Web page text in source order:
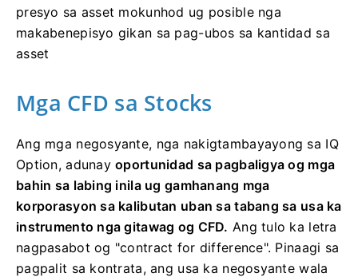
presyo sa asset mokunhod ug posible nga
makabenepisyo gikan sa pag-ubos sa kantidad sa
asset
Mga CFD sa Stocks
Ang mga negosyante, nga nakigtambayayong sa IQ
Option, adunayoportunidad sa pagbaligya og mga
bahin sa labing inila ug gamhanang mga
korporasyon sa kalibutan uban sa tabang sa usa ka
instrumento nga gitawag og CFD. Ang tulo ka letra
nagpasabot og "contract for difference". Pinaagi sa
pagpalit sa kontrata, ang usa ka negosyante wala